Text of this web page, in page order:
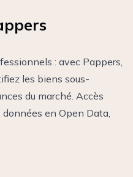
: avec Pappers,
les biens sous-
du marché. Accès
en Open Data,